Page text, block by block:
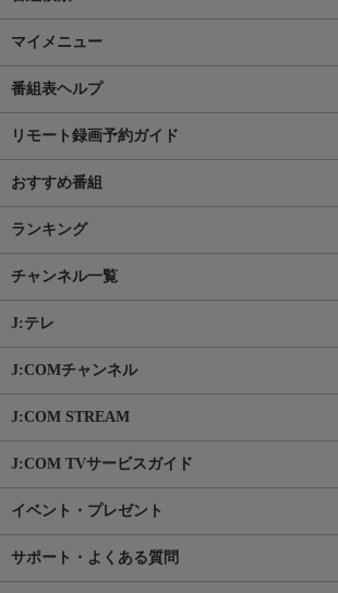
マイメニュー
番組表ヘルプ
リモート録画予約ガイド
おすすめ番組
ランキング
チャンネル一覧
J:テレ
J:COMチャンネル
J:COM STREAM
J:COM TVサービスガイド
イベント・プレゼント
サポート・よくある質問